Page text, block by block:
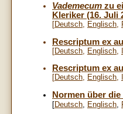
Vademecum zu
Kleriker (16. Juli
[Deutsch Englisch
Rescriptum ex
[Deutsch Englisch
Rescriptum ex
[Deutsch, Englisch,
Normen über
[Deutsch Englisch